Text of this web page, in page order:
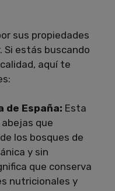
sus propiedades
Si estás buscando
aquí te
de España: Esta
que
los bosques de
y sin
que conserva
nutricionales y